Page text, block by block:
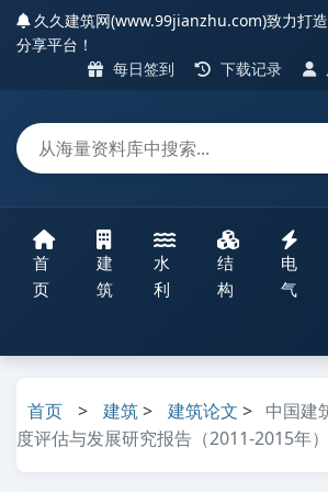
久久建筑网(www.99jianzhu.com)致力打
分享平台！
每日签到
下载记录
首
页
建
筑
水
利
结
构
电
气
首页 > 建筑> 建筑论文 > 中国建
度评估与发展研究报告（2011-2015年）